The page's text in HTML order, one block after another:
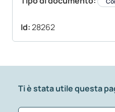
Id:28262
Ti è stata utile questa